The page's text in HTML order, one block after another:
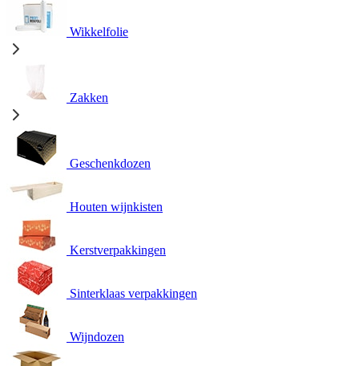
Wikkelfolie
Zakken
Geschenkdozen
Houten wijnkisten
Kerstverpakkingen
Sinterklaas verpakkingen
Wijndozen